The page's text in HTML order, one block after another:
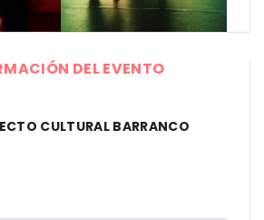
DEL EVENTO
CULTURAL BARRANCO